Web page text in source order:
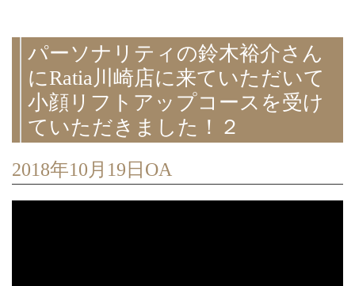
パーソナリティの鈴木裕介さん
にRatia川崎店に来ていただいて
小顔リフトアップコースを受け
ていただきました！２
2018年10月19日OA